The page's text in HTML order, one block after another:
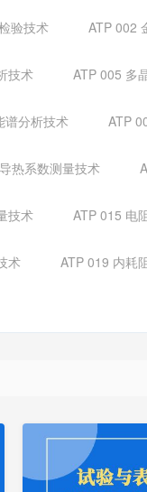
验技术 ATP 002
技术 ATP 005 多
谱分析技术 ATP
热系数测量技术
技术 ATP 015 电
术 ATP 019 内耗